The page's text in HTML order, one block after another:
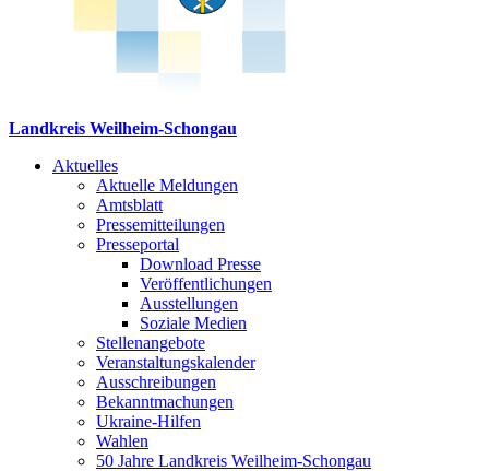
Landkreis Weilheim-Schongau
Aktuelles
Aktuelle Meldungen
Amtsblatt
Pressemitteilungen
Presseportal
Download Presse
Veröffentlichungen
Ausstellungen
Soziale Medien
Stellenangebote
Veranstaltungskalender
Ausschreibungen
Bekanntmachungen
Ukraine-Hilfen
Wahlen
50 Jahre Landkreis Weilheim-Schongau